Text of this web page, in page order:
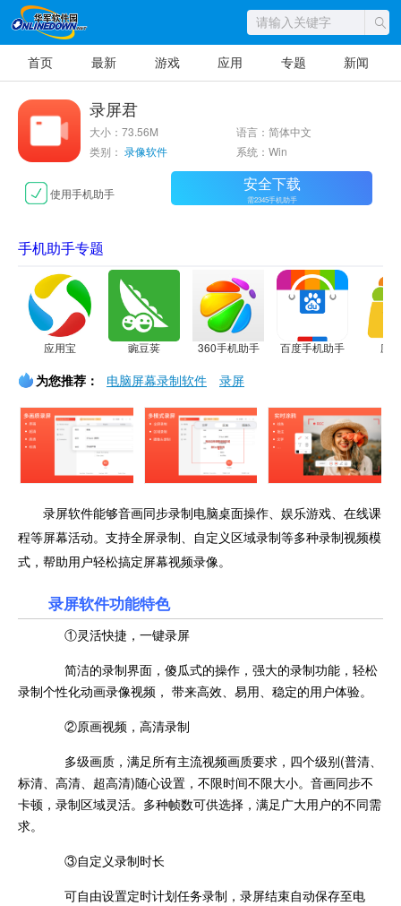
首页 最新 游戏 应用 专题 新闻
录屏君
大小：73.56M
语言：简体中文
类别： 录像软件 系统：Win
使用手机助手 安全下载
需2345手机助手
手机助手专题
应用宝 豌豆荚 360手机助手 百度手机助手 应
为您推荐： 电脑屏幕录制软件 录屏
录屏软件能够音画同步录制电脑桌面操作、娱乐游戏、在线课
程等屏幕活动。支持全屏录制、自定义区域录制等多种录制视频模
式，帮助用户轻松搞定屏幕视频录像。
录屏软件功能特色
①灵活快捷，一键录屏
简洁的录制界面，傻瓜式的操作，强大的录制功能，轻松
录制个性化动画录像视频， 带来高效、易用、稳定的用户体验。
②原画视频，高清录制
多级画质，满足所有主流视频画质要求，四个级别(普清、
标清、高清、超高清)随心设置，不限时间不限大小。音画同步不
卡顿，录制区域灵活。多种帧数可供选择，满足广大用户的不同需
求。
③自定义录制时长
可自由设置定时计划任务录制，录屏结束自动保存至电